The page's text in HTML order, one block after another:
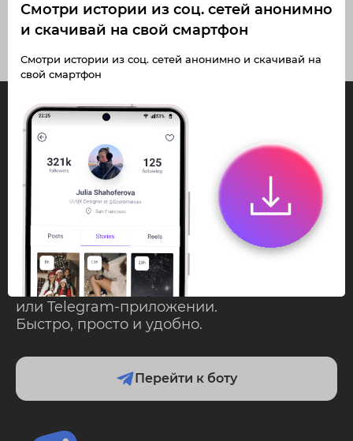
InstaPie
Смотри Stories и
скачивай Reels без
ограничений!
Переходи в ИнстаПай бот - смотри и
скачивайStories,Reels
или Telegram-приложении.
Быстро, просто и удобно.
Перейти к боту
Смотри истории из соц. сетей анонимно
и скачивай на свой смартфон
Смотри истории из соц. сетей анонимно и скачивай на
свой смартфон